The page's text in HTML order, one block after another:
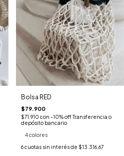
Bolsa RED
$79.900
$71.910 con -10% off Transferencia o
depósito bancario
4 colores
6 cuotas sin interés de $13.316,67